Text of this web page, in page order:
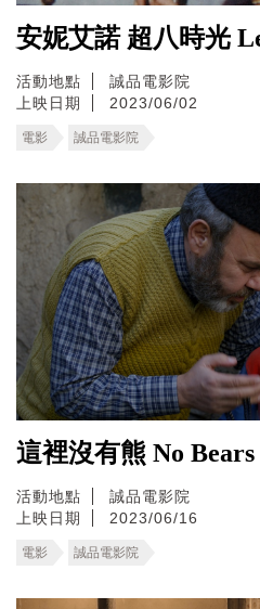
安妮艾諾 超八時光
活動地點
誠品電影院
上映日期
2023/06/02
電影 誠品電影院
這裡沒有熊 No Bears
活動地點
誠品電影院
上映日期
2023/06/16
電影 誠品電影院